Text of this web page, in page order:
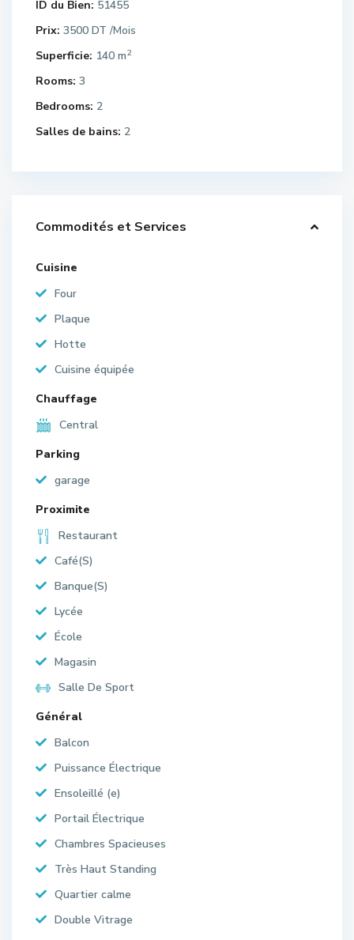
ID du Bien: 51455
Prix: 3500 DT /Mois
Superficie: 140 m2
Rooms: 3
Bedrooms: 2
Salles de bains: 2
Commodités et Services
Cuisine
Four
Plaque
Hotte
Cuisine équipée
Chauffage
Central
Parking
garage
Proximite
Restaurant
Café(S)
Banque(S)
Lycée
École
Magasin
Salle De Sport
Général
Balcon
Puissance Électrique
Ensoleillé (e)
Portail Électrique
Chambres Spacieuses
Très Haut Standing
Quartier calme
Double Vitrage